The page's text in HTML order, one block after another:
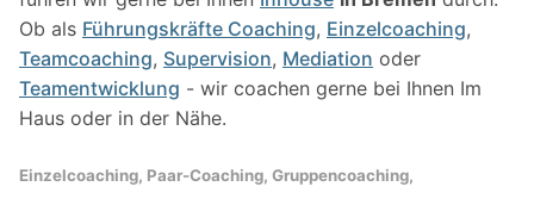
Ob als Führungskräfte Coaching, Einzelcoaching,
Teamcoaching, Supervision, Mediation oder
Teamentwicklung - wir coachen gerne bei Ihnen Im
Haus oder in der Nähe.
Einzelcoaching, Paar-Coaching, Gruppencoaching,